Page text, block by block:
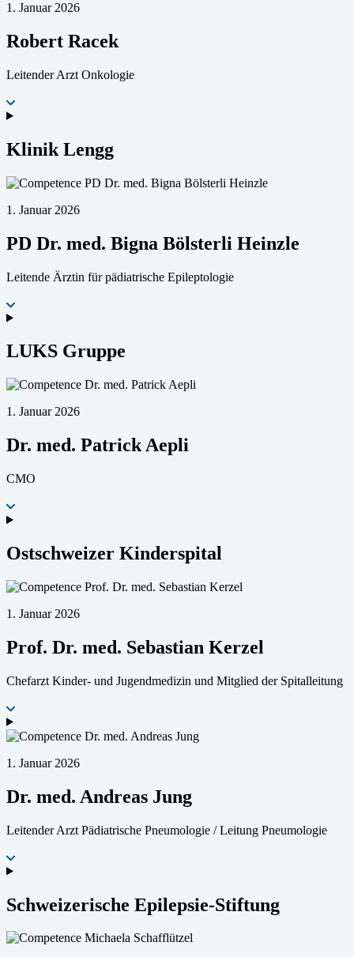
1. Januar 2026
Robert Racek
Leitender Arzt Onkologie
Klinik Lengg
1. Januar 2026
PD Dr. med. Bigna Bölsterli Heinzle
Leitende Ärztin für pädiatrische Epileptologie
LUKS Gruppe
1. Januar 2026
Dr. med. Patrick Aepli
CMO
Ostschweizer Kinderspital
1. Januar 2026
Prof. Dr. med. Sebastian Kerzel
Chefarzt Kinder- und Jugendmedizin und Mitglied der Spitalleitung
1. Januar 2026
Dr. med. Andreas Jung
Leitender Arzt Pädiatrische Pneumologie / Leitung Pneumologie
Schweizerische Epilepsie-Stiftung